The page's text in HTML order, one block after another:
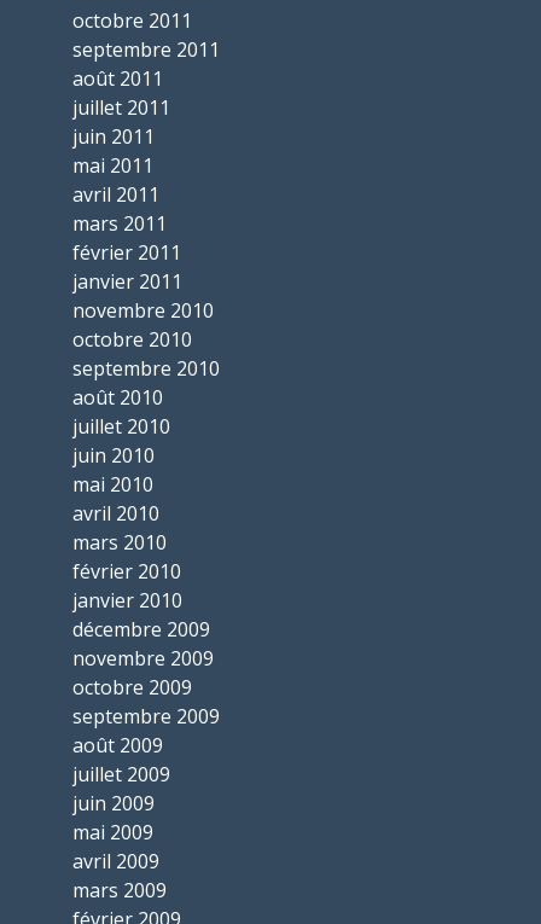
octobre 2011
septembre 2011
août 2011
juillet 2011
juin 2011
mai 2011
avril 2011
mars 2011
février 2011
janvier 2011
novembre 2010
octobre 2010
septembre 2010
août 2010
juillet 2010
juin 2010
mai 2010
avril 2010
mars 2010
février 2010
janvier 2010
décembre 2009
novembre 2009
octobre 2009
septembre 2009
août 2009
juillet 2009
juin 2009
mai 2009
avril 2009
mars 2009